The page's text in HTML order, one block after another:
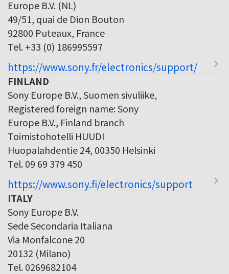
Europe B.V. (NL)
49/51, quai de Dion Bouton
92800 Puteaux, France
Tel. +33 (0) 186995597
https://www.sony.fr/electronics/support/
FINLAND
Sony Europe B.V., Suomen sivuliike,
Registered foreign name: Sony
Europe B.V., Finland branch
Toimistohotelli HUUDI
Huopalahdentie 24, 00350 Helsinki
Tel. 09 69 379 450
https://www.sony.fi/electronics/support
ITALY
Sony Europe B.V.
Sede Secondaria Italiana
Via Monfalcone 20
20132 (Milano)
Tel. 0269682104